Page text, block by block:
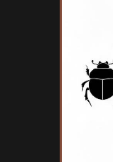
Terra
Samedi 3et
SALONS &